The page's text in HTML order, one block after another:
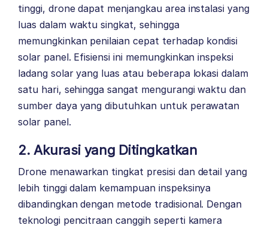
tinggi, drone dapat menjangkau area instalasi yang
luas dalam waktu singkat, sehingga
memungkinkan penilaian cepat terhadap kondisi
solar panel. Efisiensi ini memungkinkan inspeksi
ladang solar yang luas atau beberapa lokasi dalam
satu hari, sehingga sangat mengurangi waktu dan
sumber daya yang dibutuhkan untuk perawatan
solar panel.
2. Akurasi yang Ditingkatkan
Drone menawarkan tingkat presisi dan detail yang
lebih tinggi dalam kemampuan inspeksinya
dibandingkan dengan metode tradisional. Dengan
teknologi pencitraan canggih seperti kamera